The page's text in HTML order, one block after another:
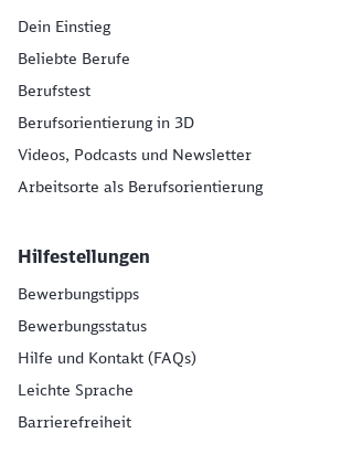
Dein Einstieg
Beliebte Berufe
Berufstest
Berufsorientierung in 3D
Videos, Podcasts und Newsletter
Arbeitsorte als Berufsorientierung
Hilfestellungen
Bewerbungstipps
Bewerbungsstatus
Hilfe und Kontakt (FAQs)
Leichte Sprache
Barrierefreiheit